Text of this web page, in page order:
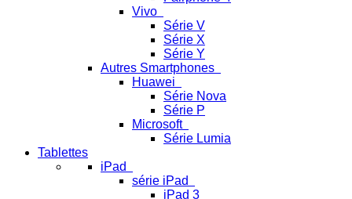
Vivo
Série V
Série X
Série Y
Autres Smartphones
Huawei
Série Nova
Série P
Microsoft
Série Lumia
Tablettes
iPad
série iPad
iPad 3